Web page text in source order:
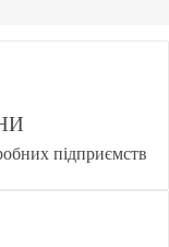
підприємств